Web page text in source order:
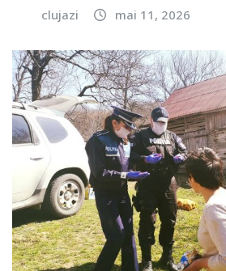
clujazi mai 11, 2026